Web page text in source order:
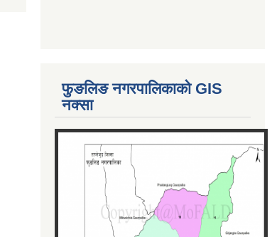
फुङलिङ नगरपालिकाको GIS
नक्सा